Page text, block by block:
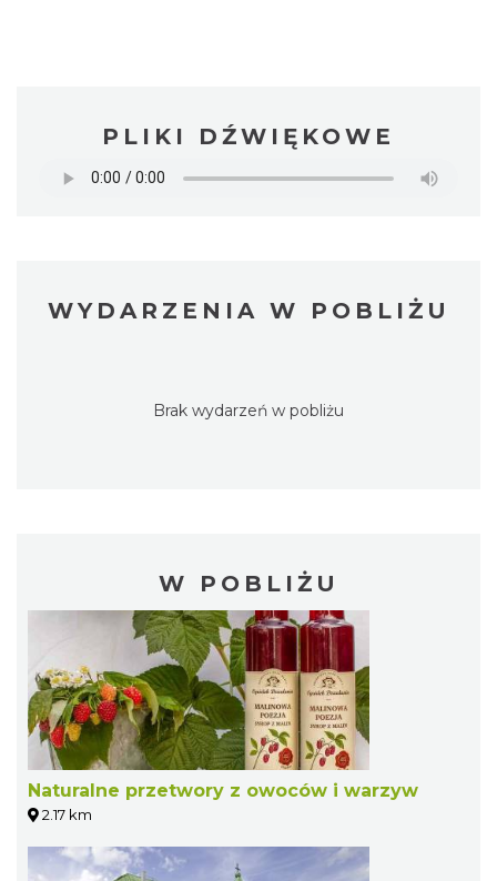
PLIKI DŹWIĘKOWE
WYDARZENIA W POBLIŻU
Brak wydarzeń w pobliżu
W POBLIŻU
Naturalne przetwory z owoców i warzyw
2.17 km